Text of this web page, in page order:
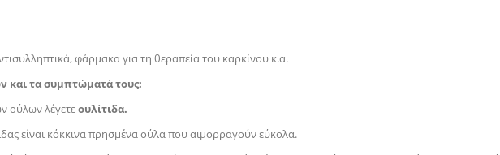
φάρμακα για τη θεραπεία του καρκίνου κ.α.
και τα συμπτώματά τους:
ούλων λέγετεουλίτιδα.
είναι κόκκινα πρησμένα ούλα που αιμορραγούν εύκολα.